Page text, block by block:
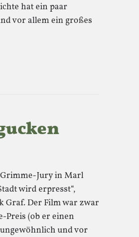
hat ein paar
vor allem ein großes
Jury in Marl
wird erpresst“,
Der Film war zwar
(ob er einen
und vor